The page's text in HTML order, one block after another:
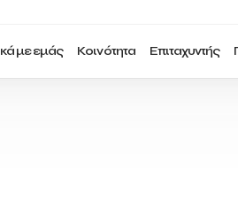
με εμάς Κοινότητα Επιταχυντής